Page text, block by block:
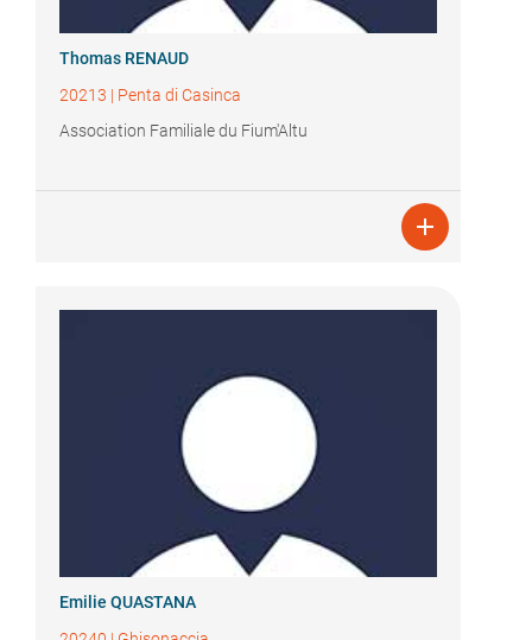
Thomas RENAUD
20213 | Penta di Casinca
Association Familiale du Fium'Altu

Emilie QUASTANA